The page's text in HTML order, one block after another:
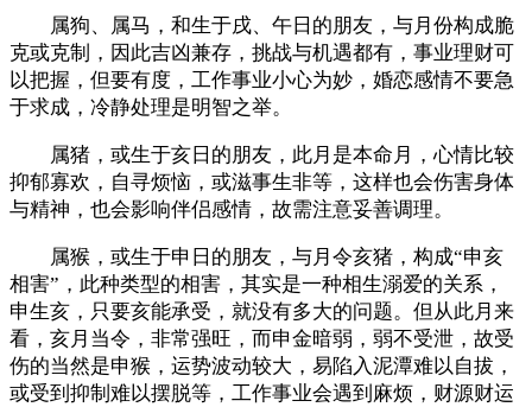
属狗、属马，和生于戌、午日的朋友，与月份构成脆
克或克制，因此吉凶兼存，挑战与机遇都有，事业理财可
以把握，但要有度，工作事业小心为妙，婚恋感情不要急
于求成，冷静处理是明智之举。
属猪，或生于亥日的朋友，此月是本命月，心情比较
抑郁寡欢，自寻烦恼，或滋事生非等，这样也会伤害身体
与精神，也会影响伴侣感情，故需注意妥善调理。
属猴，或生于申日的朋友，与月令亥猪，构成“申亥
相害”，此种类型的相害，其实是一种相生溺爱的关系，
申生亥，只要亥能承受，就没有多大的问题。但从此月来
看，亥月当令，非常强旺，而申金暗弱，弱不受泄，故受
伤的当然是申猴，运势波动较大，易陷入泥潭难以自拔，
或受到抑制难以摆脱等，工作事业会遇到麻烦，财源财运